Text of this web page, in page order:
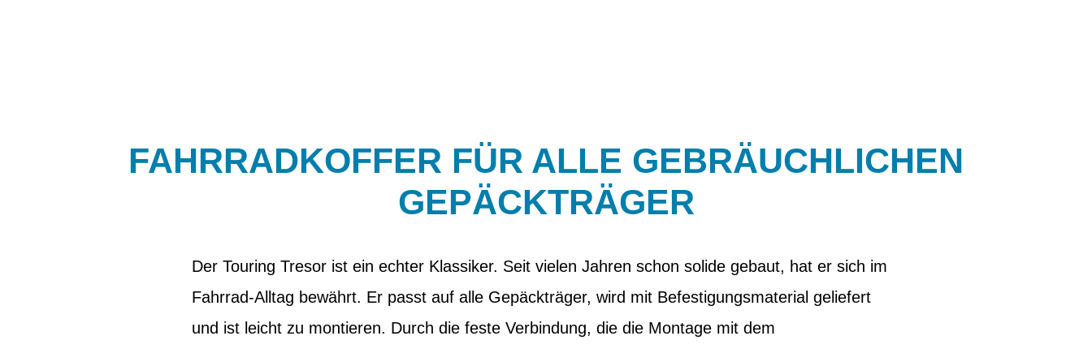
FAHRRADKOFFER FÜR ALLE GEBRÄUCHLICHEN
GEPÄCKTRÄGER
Der Touring Tresor ist ein echter Klassiker. Seit vielen Jahren schon solide gebaut, hat er sich im
Fahrrad-Alltag bewährt. Er passt auf alle Gepäckträger, wird mit Befestigungsmaterial geliefert
und ist leicht zu montieren. Durch die feste Verbindung, die die Montage mit dem